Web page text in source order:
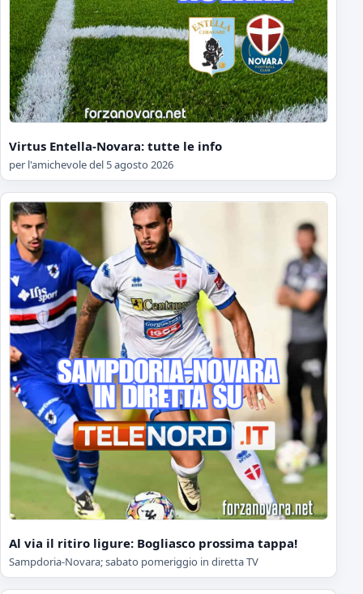
Virtus Entella-Novara: tutte le info
per l'amichevole del 5 agosto 2026
Al via il ritiro ligure: Bogliasco prossima tappa!
Sampdoria-Novara; sabato pomeriggio in diretta TV